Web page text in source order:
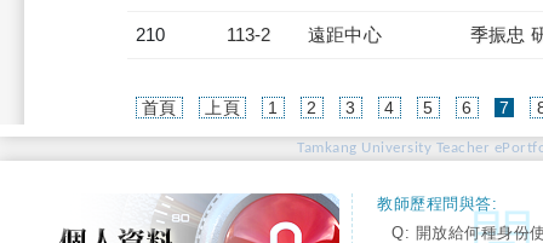
210 113-2 遠距中心 季振忠
首頁 上頁 1 2 3 4 5 6 7
Tamkang University Teacher
教師歷程問與答:
Q: 開放給何種身份